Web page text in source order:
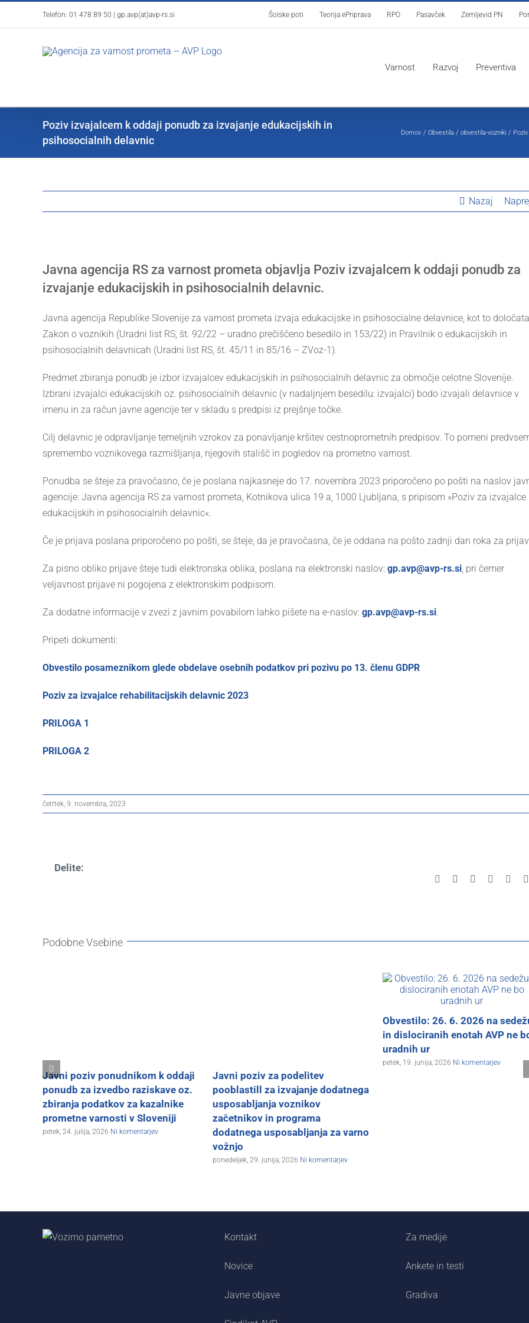
Telefon: 01 478 89 50 gp.avp(at)avp-rs.si Šolske poti Teorija ePriprava RPO Pasavček Zemljevid PN
Varnost Razvoj Preventiva
Poziv izvajalcem k oddaji ponudb za izvajanje edukacijskih in
psihosocialnih delavnic
Domov Obvestila obvestila-vozniki
Nazaj
Javna agencija RS za varnost prometa objavlja Poziv izvajalcem k oddaji ponudb za
izvajanje edukacijskih in psihosocialnih delavnic.
Javna agencija Republike Slovenije za varnost prometa izvaja edukacijske in psihosocialne delavnice, kot to določata
Zakon o voznikih (Uradni list RS, št. 92/22 – uradno prečiščeno besedilo in 153/22) in Pravilnik o edukacijskih in
psihosocialnih delavnicah (Uradni list RS, št. 45/11 in 85/16 – ZVoz-1).
Predmet zbiranja ponudb je izbor izvajalcev edukacijskih in psihosocialnih delavnic za območje celotne Slovenije.
Izbrani izvajalci edukacijskih oz. psihosocialnih delavnic (v nadaljnjem besedilu: izvajalci) bodo izvajali delavnice v
imenu in za račun javne agencije ter v skladu s predpisi iz prejšnje točke.
Cilj delavnic je odpravljanje temeljnih vzrokov za ponavljanje kršitev cestnoprometnih predpisov. To pomeni
spremembo voznikovega razmišljanja, njegovih stališč in pogledov na prometno varnost.
Ponudba se šteje za pravočasno, če je poslana najkasneje do 17. novembra 2023 priporočeno po pošti na naslov
agencije: Javna agencija RS za varnost prometa, Kotnikova ulica 19 a, 1000 Ljubljana, s pripisom »Poziv za izvajalce
edukacijskih in psihosocialnih delavnic«.
Če je prijava poslana priporočeno po pošti, se šteje, da je pravočasna, če je oddana na pošto zadnji dan roka za
Za pisno obliko prijave šteje tudi elektronska oblika, poslana na elektronski naslov: gp.avp@avp-rs.si, pri čemer
veljavnost prijave ni pogojena z elektronskim podpisom.
Za dodatne informacije v zvezi z javnim povabilom lahko pišete na e-naslov: gp.avp@avp-rs.si.
Pripeti dokumenti:
Obvestilo posameznikom glede obdelave osebnih podatkov pri pozivu po 13. členu GDPR
Poziv za izvajalce rehabilitacijskih delavnic 2023
PRILOGA 1
PRILOGA 2
četrtek, 9. novembra, 2023
Delite:
Facebook Reddit LinkedIn
Podobne Vsebine
Javni poziv ponudnikom k oddaji
ponudb za izvedbo raziskave oz.
zbiranja podatkov za kazalnike
prometne varnosti v Sloveniji
petek, 24. julija, 2026 Ni komentarjev
Javni poziv za podelitev
pooblastill za izvajanje dodatnega
usposabljanja voznikov
začetnikov in programa
dodatnega usposabljanja za varno
vožnjo
ponedeljek, 29. junija, 2026 Ni komentarjev
Obvestilo: 26. 6. 2026 na
in dislociranih enotah AVP ne
uradnih ur
petek, 19. junija, 2026 Ni komentarjev
Kontakt
Novice
Javne objave
Za medije
Ankete in testi
Gradiva